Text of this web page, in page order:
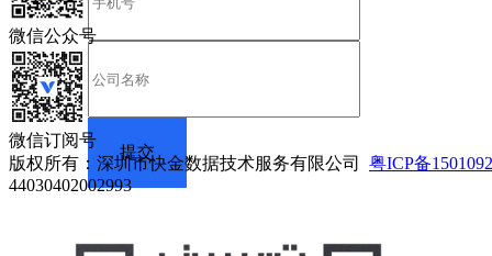
微信公众号
微信订阅号
版权所有：深圳市快金数据技术服务有限公司 粤ICP备
44030402002993